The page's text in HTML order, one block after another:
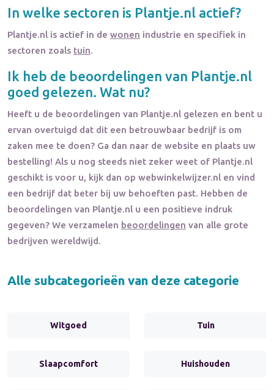
In welke sectoren is Plantje.nl actief?
Plantje.nl is actief in de wonen industrie en specifiek in
sectoren zoals tuin.
Ik heb de beoordelingen van Plantje.nl
goed gelezen. Wat nu?
Heeft u de beoordelingen van Plantje.nl gelezen en bent u
ervan overtuigd dat dit een betrouwbaar bedrijf is om
zaken mee te doen? Ga dan naar de website en plaats uw
bestelling! Als u nog steeds niet zeker weet of Plantje.nl
geschikt is voor u, kijk dan op webwinkelwijzer.nl en vind
een bedrijf dat beter bij uw behoeften past. Hebben de
beoordelingen van Plantje.nl u een positieve indruk
gegeven? We verzamelen beoordelingen van alle grote
bedrijven wereldwijd.
Alle subcategorieën van deze categorie
Witgoed Tuin
Slaapcomfort Huishouden